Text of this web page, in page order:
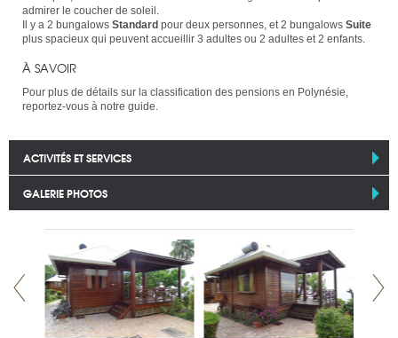
admirer le coucher de soleil.
Il y a 2 bungalows Standard pour deux personnes, et 2 bungalows Suite
plus spacieux qui peuvent accueillir 3 adultes ou 2 adultes et 2 enfants.
À SAVOIR
Pour plus de détails sur la classification des pensions en Polynésie,
reportez-vous à notre guide.
ACTIVITÉS ET SERVICES
GALERIE PHOTOS